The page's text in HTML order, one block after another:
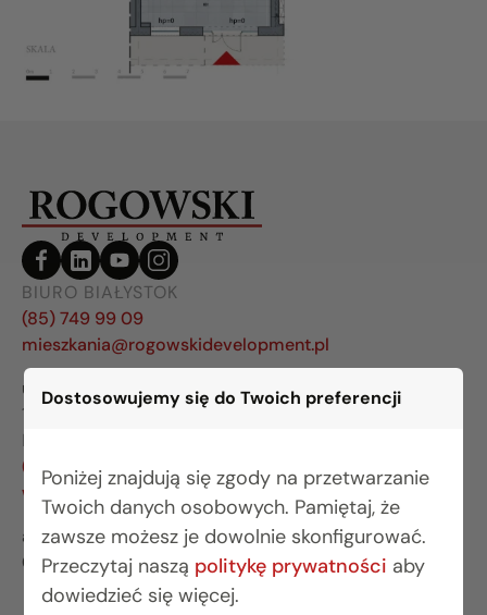
Dostosowujemy się do Twoich preferencji
Poniżej znajdują się zgody na przetwarzanie
Twoich danych osobowych. Pamiętaj, że
zawsze możesz je dowolnie skonfigurować.
Przeczytaj naszą politykę prywatności aby
dowiedzieć się więcej.
BIURO BIAŁYSTOK
(85) 749 99 09
mieszkania@rogowskidevelopment.pl
ul. Legionowa 28 lok. 202
15-281 Białystok
BIURO WARSZAWA
(22) 642 03 55
warszawa@rogowskidevelopment.pl
al. Wilanowska 67E lok. U5
02-765 Warszawa